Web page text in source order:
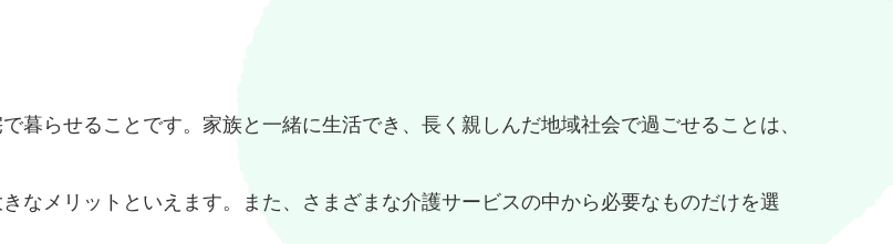
暮らせることです。家族と一緒に生活でき、長く親しんだ地域社会で過ごせることは、
なメリットといえます。また、さまざまな介護サービスの中から必要なものだけを選